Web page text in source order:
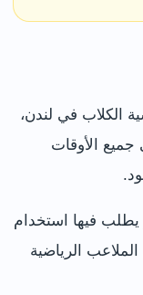
الكلاب في لندن،
الأوقات
فيها استخدام
الرياضية